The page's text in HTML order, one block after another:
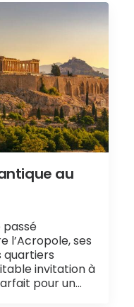
au
passé
l’Acropole, ses
quartiers
invitation à
pour un…